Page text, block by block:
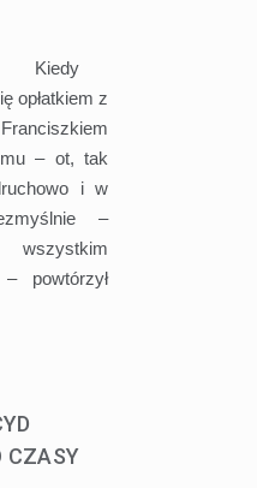
Kiedy
opłatkiem z
mu – ot, tak
i w
–
powtórzył
CZASY